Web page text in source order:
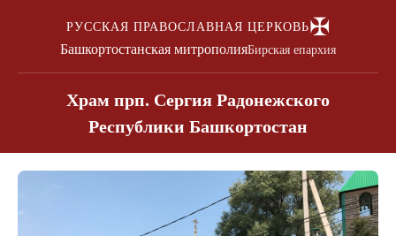
РУССКАЯ ПРАВОСЛАВНАЯ ЦЕРКОВЬ✠
Башкортостанская митрополияБирская епархия
Храм прп. Сергия Радонежского
Республики Башкортостан